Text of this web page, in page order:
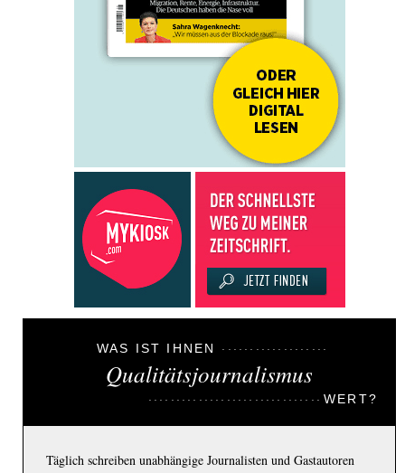
WAS IST IHNEN
Qualitätsjournalismus
WERT?
Täglich schreiben unabhängige Journalisten und Gastautoren